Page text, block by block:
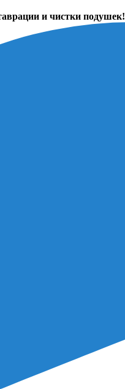
и чистки подушек!